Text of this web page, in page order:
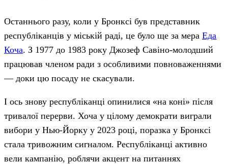
Останнього разу, коли у Бронксі був представник
республіканців у міській раді, це було ще за мера Еда
Коча. З 1977 до 1983 року Джозеф Савіно-молодший
працював членом ради з особливими повноваженнями
— доки цю посаду не скасували.
І ось знову республіканці опинилися «на коні» після
тривалої перерви. Хоча у цілому демократи виграли
вибори у Нью-Йорку у 2023 році, поразка у Бронксі
стала тривожним сигналом. Республіканці активно
вели кампанію, роблячи акцент на питаннях